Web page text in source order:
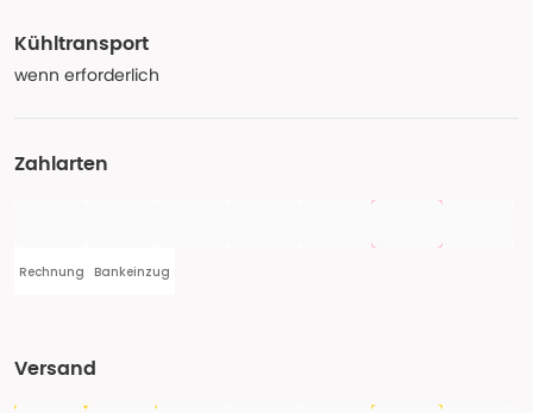
Kühltransport
wenn erforderlich
Zahlarten
Rechnung Bankeinzug
Versand